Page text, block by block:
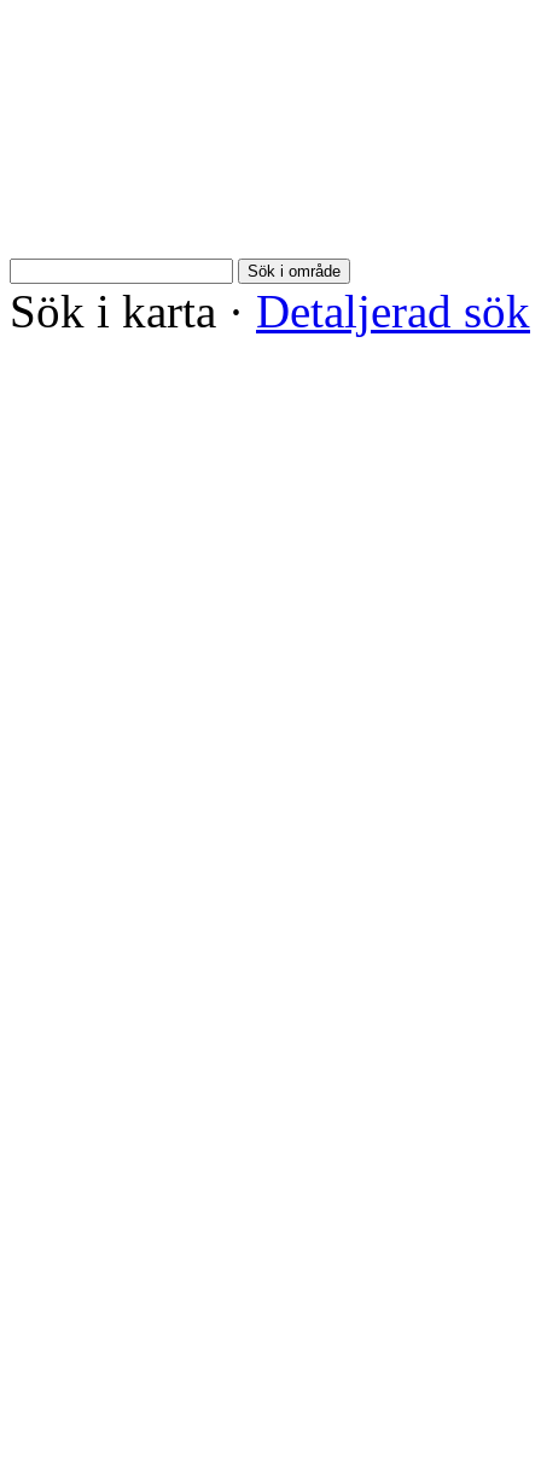
Sök i område
Sök i karta · Detaljerad sök